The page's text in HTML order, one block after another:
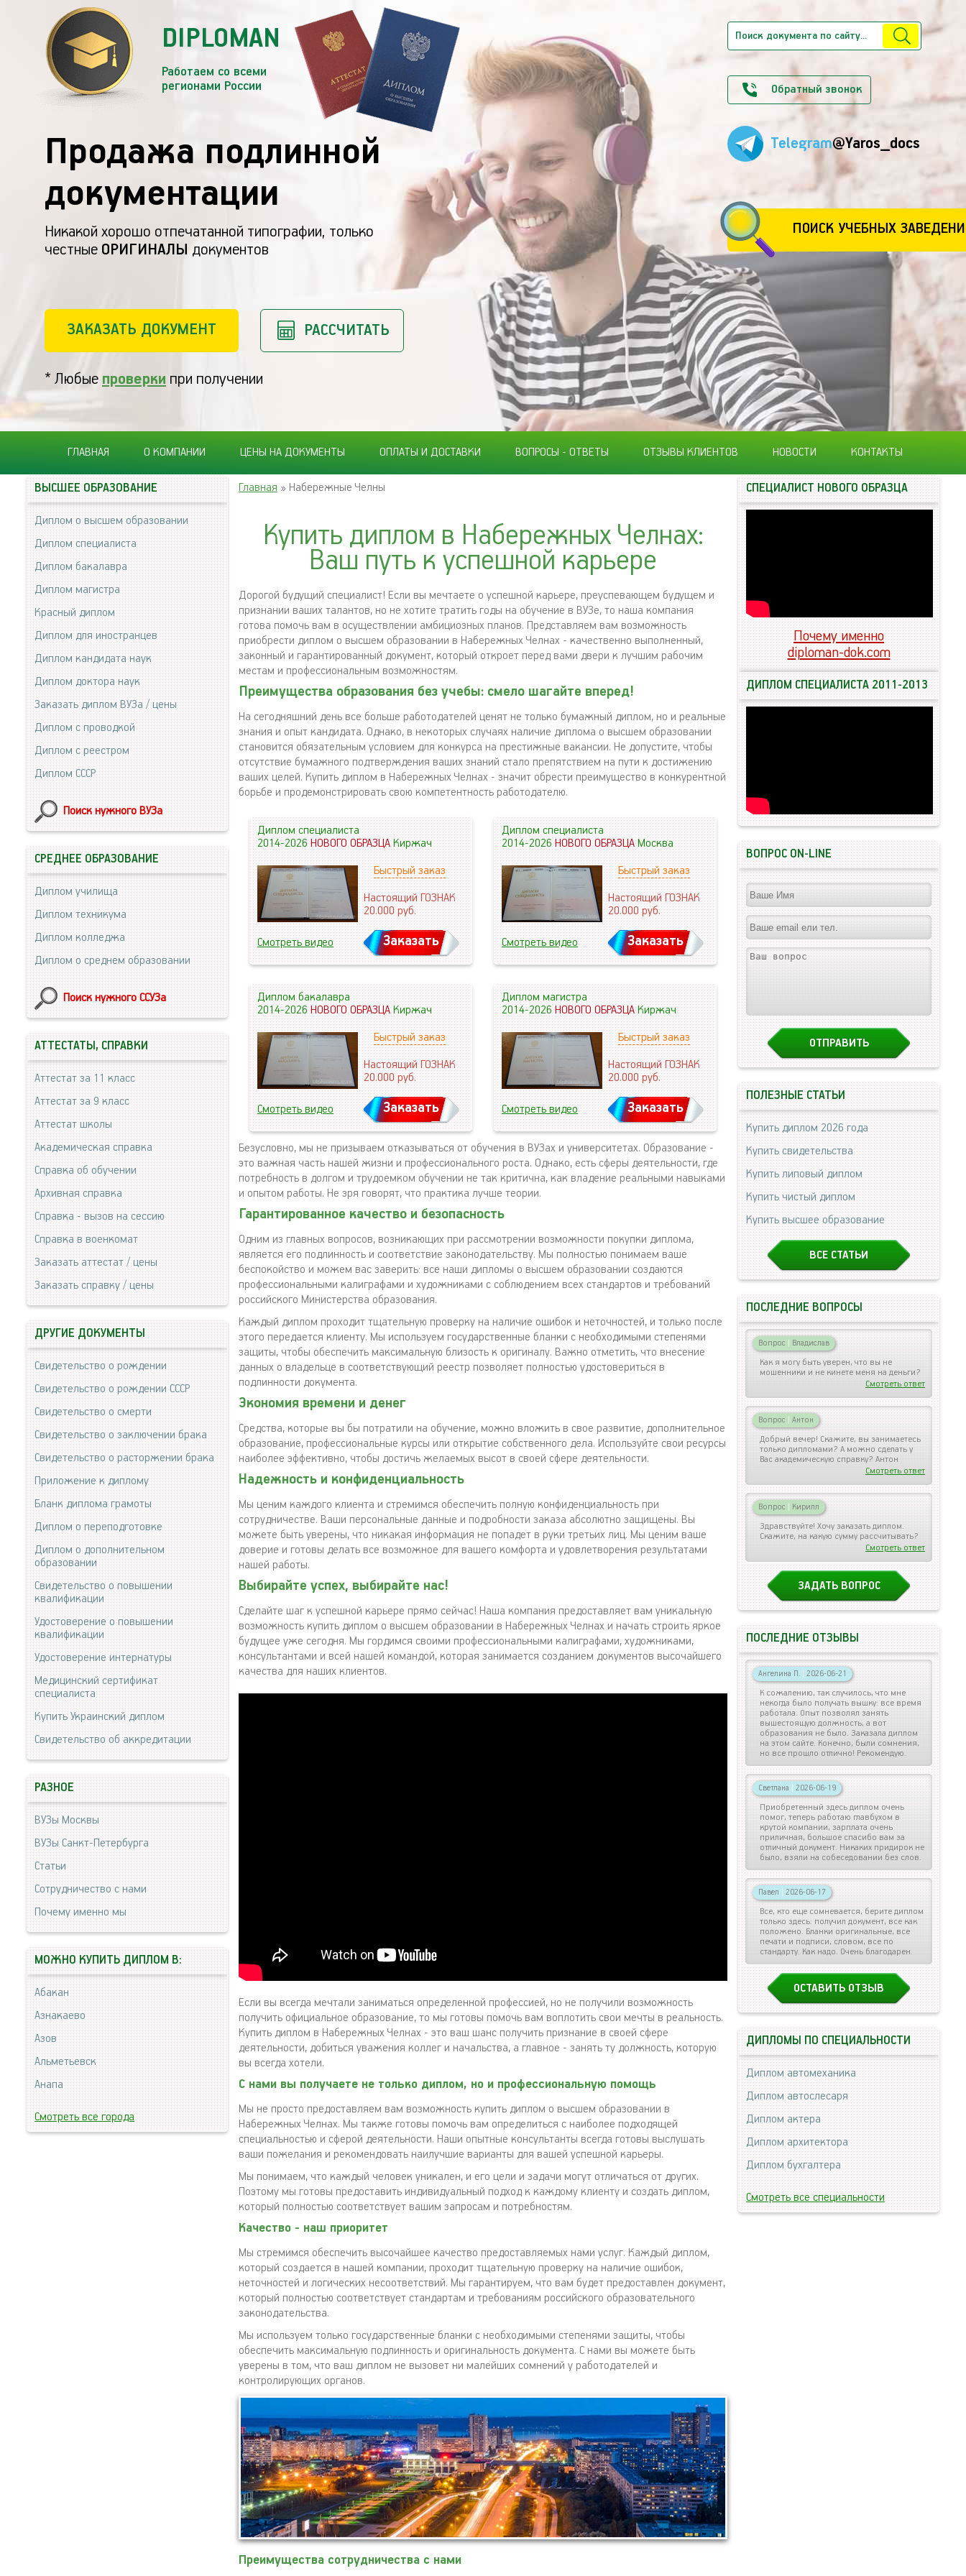
DIPLOMAN
Работаем со всеми
регионами России
Продажа подлинной
документации
Никакой хорошо отпечатанной типографии, только
честные ОРИГИНАЛЫ документов
ЗАКАЗАТЬ ДОКУМЕНТ РАССЧИТАТЬ
* Любые проверки при получении
Обратный звонок
Telegram@Yaros_docs
ПОИСК УЧЕБНЫХ
ГЛАВНАЯ О КОМПАНИИ ЦЕНЫ НА ДОКУМЕНТЫ ОПЛАТЫ И ДОСТАВКИ ВОПРОСЫ - ОТВЕТЫ ОТЗЫВЫ КЛИЕНТОВ НОВОСТИ КОНТАКТЫ
Главная » Набережные Челны
Купить диплом в Набережных Челнах:
Ваш путь к успешной карьере
Дорогой будущий специалист! Если вы мечтаете о успешной карьере, преуспевающем будущем и
признании ваших талантов, но не хотите тратить годы на обучение в ВУЗе, то наша компания
готова помочь вам в осуществлении амбициозных планов. Представляем вам возможность
приобрести диплом о высшем образовании в Набережных Челнах - качественно выполненный,
законный и гарантированный документ, который откроет перед вами двери к лучшим рабочим
местам и профессиональным возможностям.
Преимущества образования без учебы: смело шагайте вперед!
На сегодняшний день все больше работодателей ценят не только бумажный диплом, но и реальные
знания и опыт кандидата. Однако, в некоторых случаях наличие диплома о высшем образовании
становится обязательным условием для конкурса на престижные вакансии. Не допустите, чтобы
отсутствие бумажного подтверждения ваших знаний стало препятствием на пути к достижению
ваших целей. Купить диплом в Набережных Челнах - значит обрести преимущество в конкурентной
борьбе и продемонстрировать свою компетентность работодателю.
Диплом специалиста
2014-2026НОВОГО ОБРАЗЦАКиржач
Быстрый заказ
Настоящий ГОЗНАК
20.000руб.
Смотреть видео Заказать
Диплом специалиста
2014-2026НОВОГО ОБРАЗЦАМосква
Быстрый заказ
Настоящий ГОЗНАК
20.000руб.
Смотреть видео Заказать
Диплом бакалавра
2014-2026НОВОГО ОБРАЗЦАКиржач
Быстрый заказ
Настоящий ГОЗНАК
20.000руб.
Смотреть видео Заказать
Диплом магистра
2014-2026НОВОГО ОБРАЗЦАКиржач
Быстрый заказ
Настоящий ГОЗНАК
20.000руб.
Смотреть видео Заказать
Безусловно, мы не призываем отказываться от обучения в ВУЗах и университетах. Образование -
это важная часть нашей жизни и профессионального роста. Однако, есть сферы деятельности, где
потребность в долгом и трудоемком обучении не так критична, как владение реальными навыками
и опытом работы. Не зря говорят, что практика лучше теории.
Гарантированное качество и безопасность
Одним из главных вопросов, возникающих при рассмотрении возможности покупки диплома,
является его подлинность и соответствие законодательству. Мы полностью понимаем ваше
беспокойство и можем вас заверить: все наши дипломы о высшем образовании создаются
профессиональными калиграфами и художниками с соблюдением всех стандартов и требований
российского Министерства образования.
Каждый диплом проходит тщательную проверку на наличие ошибок и неточностей, и только после
этого передается клиенту. Мы используем государственные бланки с необходимыми степенями
защиты, чтобы обеспечить максимальную близость к оригиналу. Важно отметить, что внесение
данных о владельце в соответствующий реестр позволяет полностью удостовериться в
подлинности документа.
Экономия времени и денег
Средства, которые вы бы потратили на обучение, можно вложить в свое развитие, дополнительное
образование, профессиональные курсы или открытие собственного дела. Используйте свои ресурсы
наиболее эффективно, чтобы достичь желаемых высот в своей сфере деятельности.
Надежность и конфиденциальность
Мы ценим каждого клиента и стремимся обеспечить полную конфиденциальность при
сотрудничестве. Ваши персональные данные и подробности заказа абсолютно защищены. Вы
можете быть уверены, что никакая информация не попадет в руки третьих лиц. Мы ценим ваше
доверие и готовы делать все возможное для вашего комфорта и удовлетворения результатами
нашей работы.
Выбирайте успех, выбирайте нас!
Сделайте шаг к успешной карьере прямо сейчас! Наша компания предоставляет вам уникальную
возможность купить диплом о высшем образовании в Набережных Челнах и начать строить яркое
будущее уже сегодня. Мы гордимся своими профессиональными калиграфами, художниками,
консультантами и всей нашей командой, которая занимается созданием документов высочайшего
качества для наших клиентов.
Если вы всегда мечтали заниматься определенной профессией, но не получили возможность
получить официальное образование, то мы готовы помочь вам воплотить свои мечты в реальность.
Купить диплом в Набережных Челнах - это ваш шанс получить признание в своей сфере
деятельности, добиться уважения коллег и начальства, а главное - занять ту должность, которую
вы всегда хотели.
С нами вы получаете не только диплом, но и профессиональную помощь
Мы не просто предоставляем вам возможность купить диплом о высшем образовании в
Набережных Челнах. Мы также готовы помочь вам определиться с наиболее подходящей
специальностью и сферой деятельности. Наши опытные консультанты всегда готовы выслушать
ваши пожелания и рекомендовать наилучшие варианты для вашей успешной карьеры.
Мы понимаем, что каждый человек уникален, и его цели и задачи могут отличаться от других.
Поэтому мы готовы предоставить индивидуальный подход к каждому клиенту и создать диплом,
который полностью соответствует вашим запросам и потребностям.
Качество - наш приоритет
Мы стремимся обеспечить высочайшее качество предоставляемых нами услуг. Каждый диплом,
который создается в нашей компании, проходит тщательную проверку на наличие ошибок,
неточностей и логических несоответствий. Мы гарантируем, что вам будет предоставлен документ,
который полностью соответствует стандартам и требованиям российского образовательного
законодательства.
Мы используем только государственные бланки с необходимыми степенями защиты, чтобы
обеспечить максимальную подлинность и оригинальность документа. С нами вы можете быть
уверены в том, что ваш диплом не вызовет ни малейших сомнений у работодателей и
контролирующих органов.
Преимущества сотрудничества с нами
ВЫСШЕЕ ОБРАЗОВАНИЕ
Диплом о высшем образовании
Диплом специалиста
Диплом бакалавра
Диплом магистра
Красный диплом
Диплом для иностранцев
Диплом кандидата наук
Диплом доктора наук
Заказать диплом ВУЗа / цены
Диплом с проводкой
Диплом с реестром
Диплом СССР
Поиск нужного ВУЗа
СРЕДНЕЕ ОБРАЗОВАНИЕ
Диплом училища
Диплом техникума
Диплом колледжа
Диплом о среднем образовании
Поиск нужного ССУЗа
АТТЕСТАТЫ, СПРАВКИ
Аттестат за 11 класс
Аттестат за 9 класс
Аттестат школы
Академическая справка
Справка об обучении
Архивная справка
Справка - вызов на сессию
Справка в военкомат
Заказать аттестат / цены
Заказать справку / цены
ДРУГИЕ ДОКУМЕНТЫ
Свидетельство о рождении
Свидетельство о рождении СССР
Свидетельство о смерти
Свидетельство о заключении брака
Свидетельство о расторжении брака
Приложение к диплому
Бланк диплома грамоты
Диплом о переподготовке
Диплом о дополнительном
образовании
Свидетельство о повышении
квалификации
Удостоверение о повышении
квалификации
Удостоверение интернатуры
Медицинский сертификат
специалиста
Купить Украинский диплом
Свидетельство об аккредитации
РАЗНОЕ
ВУЗы Москвы
ВУЗы Санкт-Петербурга
Статьи
Сотрудничество с нами
Почему именно мы
МОЖНО КУПИТЬ ДИПЛОМ В:
Абакан
Азнакаево
Азов
Альметьевск
Анапа
Смотреть все города
СПЕЦИАЛИСТ НОВОГО ОБРАЗЦА
Почему именно
diploman-dok.com
ДИПЛОМ СПЕЦИАЛИСТА 2011-2013
ВОПРОС ON-LINE
ПОЛЕЗНЫЕ СТАТЬИ
Купить диплом 2026 года
Купить свидетельства
Купить липовый диплом
Купить чистый диплом
Купить высшее образование
ВСЕ СТАТЬИ
ПОСЛЕДНИЕ ВОПРОСЫ
Вопрос | Владислав
Как я могу быть уверен, что вы не
мошенники и не кинете меня на деньги?
Смотреть ответ
Вопрос | Антон
Добрый вечер! Скажите, вы занимаетесь
только дипломами? А можно сделать у
Вас академическую справку? Антон
Смотреть ответ
Вопрос | Кирилл
Здравствуйте! Хочу заказать диплом.
Скажите, на какую сумму рассчитывать?
Смотреть ответ
ЗАДАТЬ ВОПРОС
ПОСЛЕДНИЕ ОТЗЫВЫ
Ангелина П. | 2026-06-21
К сожалению, так случилось, что мне
некогда было получать вышку: все время
работала. Опыт позволял занять
вышестоящую должность, а вот
образования не было. Заказала диплом
на этом сайте. Конечно, были сомнения,
но все прошло отлично! Рекомендую.
Светлана | 2026-06-19
Приобретенный здесь диплом очень
помог, теперь работаю главбухом в
крутой компании, зарплата очень
приличная, большое спасибо вам за
отличный документ. Никаких придирок не
было, взяли на собеседовании без слов.
Павел | 2026-06-17
Все, кто еще сомневается, берите диплом
только здесь: получил документ, все как
положено. Бланки оригинальные, все
печати и подписи, словом, все по
стандарту. Как надо. Очень благодарен.
ОСТАВИТЬ ОТЗЫВ
ДИПЛОМЫ ПО СПЕЦИАЛЬНОСТИ
Диплом автомеханика
Диплом автослесаря
Диплом актера
Диплом архитектора
Диплом бухгалтера
Смотреть все специальности